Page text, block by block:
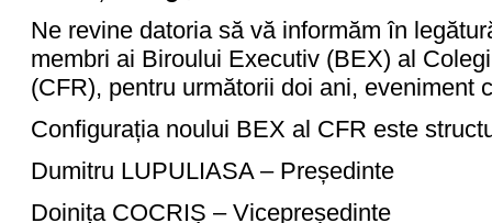
Ne revine datoria să vă informăm în
membri ai Biroului Executiv (BEX) al
(CFR), pentru următorii doi ani, eveniment
Configurația noului BEX al CFR este
Dumitru LUPULIASA – Președinte
Doinița COCRIȘ – Vicepreședinte